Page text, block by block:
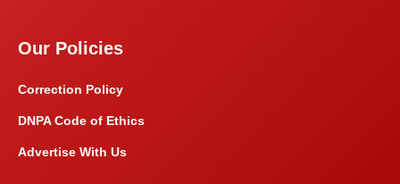
Our Policies
Correction Policy
DNPA Code of Ethics
Advertise With Us